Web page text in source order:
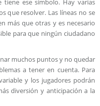
ese símbolo. Hay varias
que resolver. Las líneas no se
más que otras y es necesario
para que ningún ciudadano
muchos puntos y no quedar
a tener en cuenta. Para
y los jugadores podrán
diversión y anticipación a la